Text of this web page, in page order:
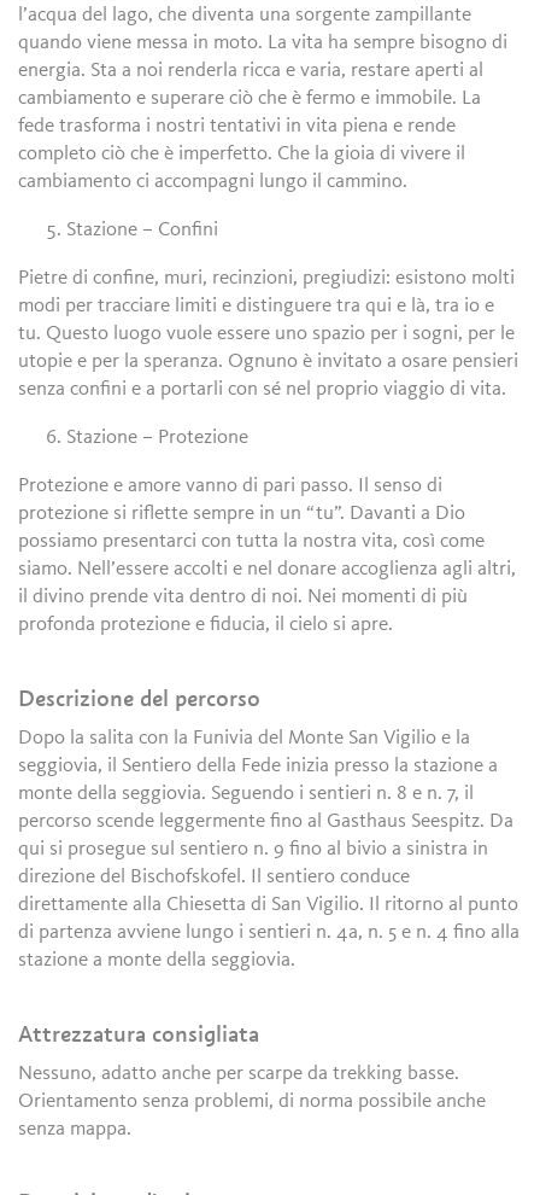
l’acqua del lago, che diventa una sorgente zampillante
quando viene messa in moto. La vita ha sempre bisogno di
energia. Sta a noi renderla ricca e varia, restare aperti al
cambiamento e superare ciò che è fermo e immobile. La
fede trasforma i nostri tentativi in vita piena e rende
completo ciò che è imperfetto. Che la gioia di vivere il
cambiamento ci accompagni lungo il cammino.
Stazione – Confini
Pietre di confine, muri, recinzioni, pregiudizi: esistono molti
modi per tracciare limiti e distinguere tra qui e là, tra io e
tu. Questo luogo vuole essere uno spazio per i sogni, per le
utopie e per la speranza. Ognuno è invitato a osare pensieri
senza confini e a portarli con sé nel proprio viaggio di vita.
Stazione – Protezione
Protezione e amore vanno di pari passo. Il senso di
protezione si riflette sempre in un “tu”. Davanti a Dio
possiamo presentarci con tutta la nostra vita, così come
siamo. Nell’essere accolti e nel donare accoglienza agli altri,
il divino prende vita dentro di noi. Nei momenti di più
profonda protezione e fiducia, il cielo si apre.
Descrizione del percorso
Dopo la salita con la Funivia del Monte San Vigilio e la
seggiovia, il Sentiero della Fede inizia presso la stazione a
monte della seggiovia. Seguendo i sentieri n. 8 e n. 7, il
percorso scende leggermente fino al Gasthaus Seespitz. Da
qui si prosegue sul sentiero n. 9 fino al bivio a sinistra in
direzione del Bischofskofel. Il sentiero conduce
direttamente alla Chiesetta di San Vigilio. Il ritorno al punto
di partenza avviene lungo i sentieri n. 4a, n. 5 e n. 4 fino alla
stazione a monte della seggiovia.
Attrezzatura consigliata
Nessuno, adatto anche per scarpe da trekking basse.
Orientamento senza problemi, di norma possibile anche
senza mappa.